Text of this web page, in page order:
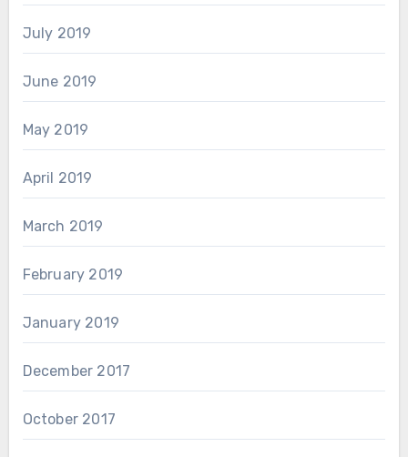
July 2019
June 2019
May 2019
April 2019
March 2019
February 2019
January 2019
December 2017
October 2017